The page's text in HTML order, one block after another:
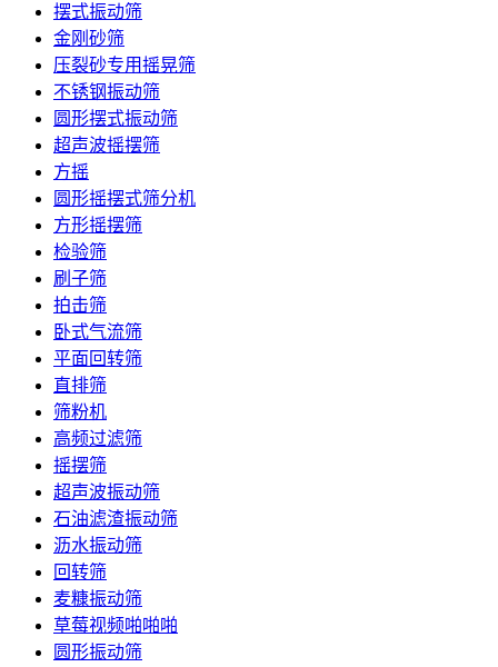
摆式振动筛
金刚砂筛
压裂砂专用摇晃筛
不锈钢振动筛
圆形摆式振动筛
超声波摇摆筛
方摇
圆形摇摆式筛分机
方形摇摆筛
检验筛
刷子筛
拍击筛
卧式气流筛
平面回转筛
直排筛
筛粉机
高频过滤筛
摇摆筛
超声波振动筛
石油滤渣振动筛
沥水振动筛
回转筛
麦糠振动筛
草莓视频啪啪啪
圆形振动筛